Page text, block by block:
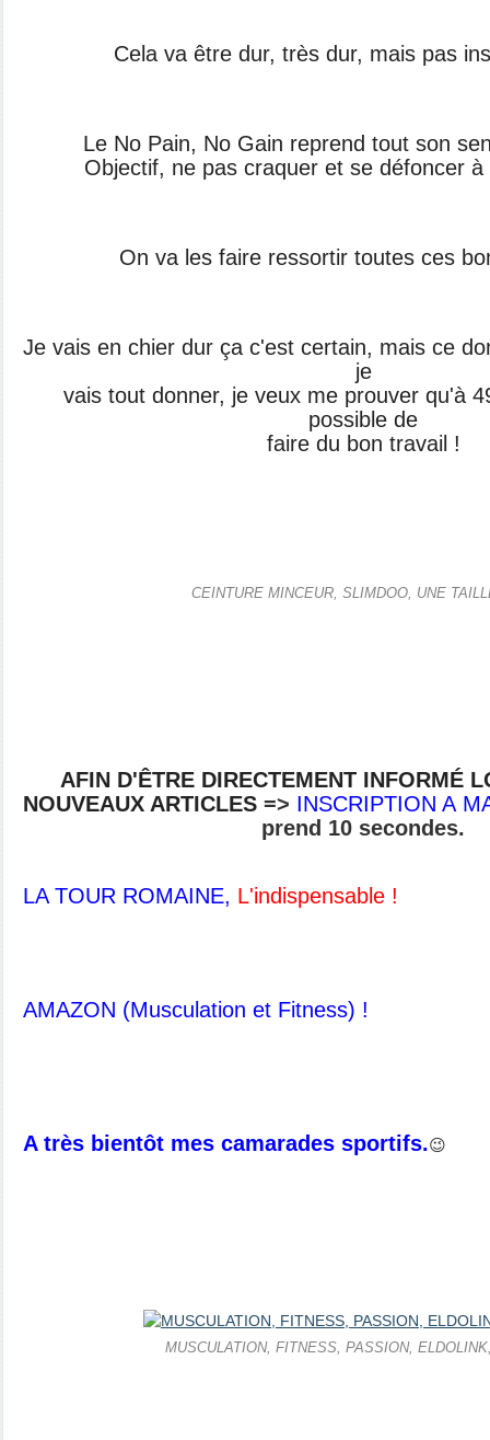
Cela va être dur, très dur, mais pas
Le No Pain, No Gain reprend tout son
Objectif, ne pas craquer et se défoncer
On va les faire ressortir toutes ces
Je vais en chier dur ça c'est certain, mais ce
je
vais tout donner, je veux me prouver qu'à
possible de
faire du bon travail !
CEINTURE MINCEUR, SLIMDOO, UNE
AFIN D'ÊTRE DIRECTEMENT INFORMÉ
NOUVEAUX ARTICLES => INSCRIPTION A
prend 10 secondes.
LA TOUR ROMAINE, L'indispensable !
AMAZON (Musculation et Fitness) !
A très bientôt mes camarades sportifs.😉
MUSCULATION, FITNESS, PASSION,